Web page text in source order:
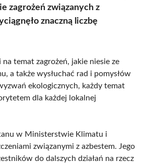
zagrożeń związanych z
znaczną liczbę
temat zagrożeń, jakie niesie ze
a także wysłuchać rad i pomysłów
ekologicznych, każdy temat
dla każdej lokalnej
w Ministerstwie Klimatu i
związanymi z azbestem. Jego
do dalszych działań na rzecz